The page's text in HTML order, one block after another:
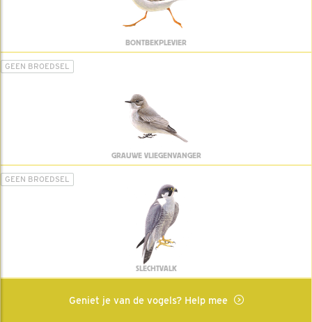
BONTBEKPLEVIER
GEEN BROEDSEL
GRAUWE VLIEGENVANGER
GEEN BROEDSEL
SLECHTVALK
Geniet je van de vogels? Help mee